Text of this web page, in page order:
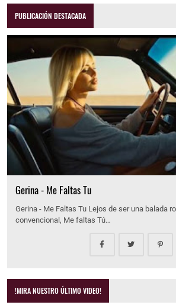
PUBLICACIÓN DESTACADA
Gerina - Me Faltas Tu
Gerina - Me Faltas Tu Lejos de ser una balada
convencional, Me faltas Tú…
!MIRA NUESTRO ÚLTIMO VIDEO!